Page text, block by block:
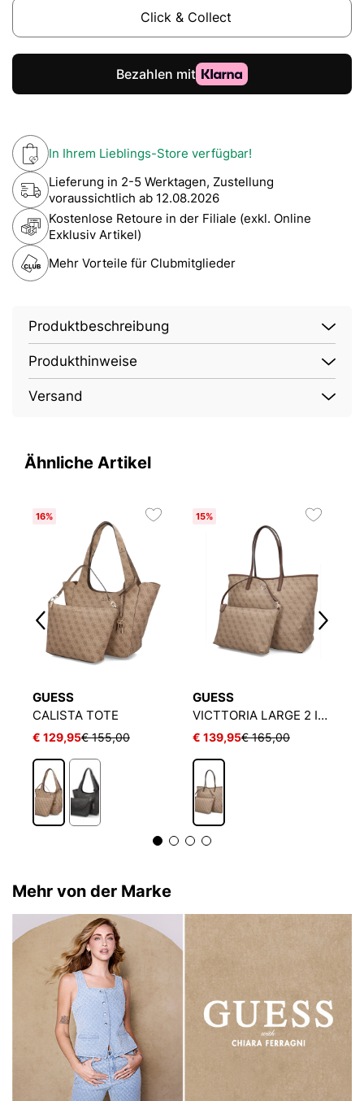
Click & Collect
In Ihrem Lieblings-Store verfügbar!
Lieferung in 2-5 Werktagen, Zustellung
voraussichtlich ab 12.08.2026
Kostenlose Retoure in der Filiale (exkl. Online
Exklusiv Artikel)
Mehr Vorteile für Clubmitglieder
Produktbeschreibung
Produkthinweise
Versand
Ähnliche Artikel
16%
GUESS
CALISTA TOTE
€ 129,95€ 155,00
15%
GUESS
VICTTORIA LARGE 2 IN 1 TOTE
€ 139,95€ 165,00
Mehr von der Marke